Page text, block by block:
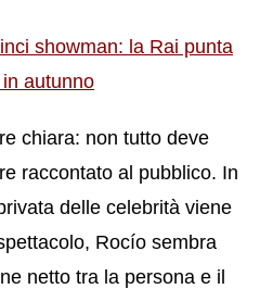
showman: la Rai punta
autunno
chiara: non tutto deve
raccontato al pubblico. In
delle celebrità viene
Rocío sembra
netto tra la persona e il